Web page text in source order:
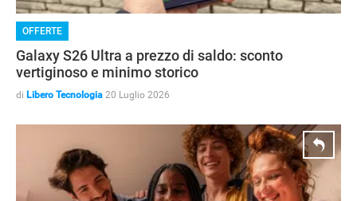
GUIDE ALL'ACQUISTO
OFFERTE
Galaxy S26 Ultra a prezzo di saldo: sconto
vertiginoso e minimo storico
di Libero Tecnologia 20 Luglio 2026